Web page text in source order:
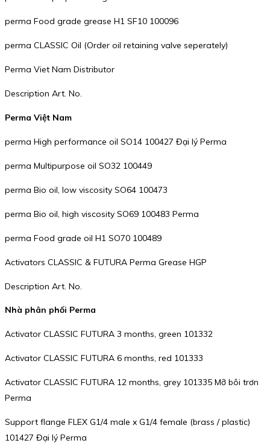
perma Food grade grease H1 SF10 100096
perma CLASSIC Oil (Order oil retaining valve seperately)
Perma Viet Nam Distributor
Description Art. No.
Perma Việt Nam
perma High performance oil SO14 100427 Đại lý Perma
perma Multipurpose oil SO32 100449
perma Bio oil, low viscosity SO64 100473
perma Bio oil, high viscosity SO69 100483 Perma
perma Food grade oil H1 SO70 100489
Activators CLASSIC & FUTURA Perma Grease HGP
Description Art. No.
Nhà phân phối Perma
Activator CLASSIC FUTURA 3 months, green 101332
Activator CLASSIC FUTURA 6 months, red 101333
Activator CLASSIC FUTURA 12 months, grey 101335 Mỡ bôi trơn
Perma
Support flange FLEX G1/4 male x G1/4 female (brass / plastic)
101427 Đại lý Perma